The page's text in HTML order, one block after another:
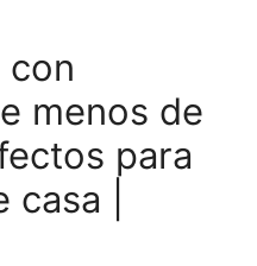
con
menos de
para
|